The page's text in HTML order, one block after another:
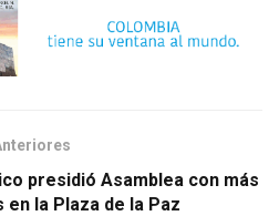
presidió Asamblea con más
en la Plaza de la Paz